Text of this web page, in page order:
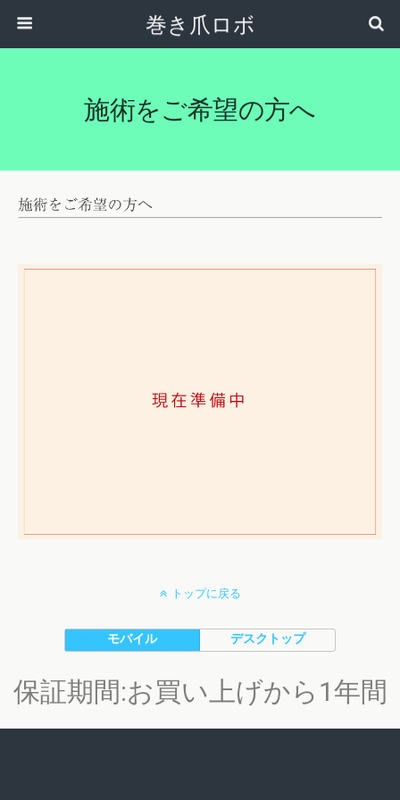
巻き爪ロボ
施術をご希望の方へ
トップに戻る
モバイル デスクトップ
保証期間:お買い上げから1年間